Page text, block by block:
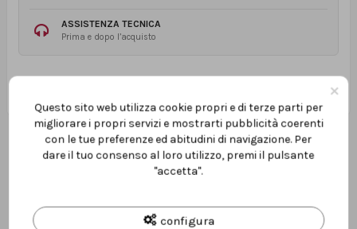
ASSISTENZA TECNICA
Prima e dopo l’acquisto
Descrizione
×
Questo sito web utilizza cookie propri e di terze parti per
migliorare i propri servizi e mostrarti pubblicità coerenti
con le tue preferenze ed abitudini di navigazione. Per
dare il tuo consenso al loro utilizzo, premi il pulsante
"accetta".
configura